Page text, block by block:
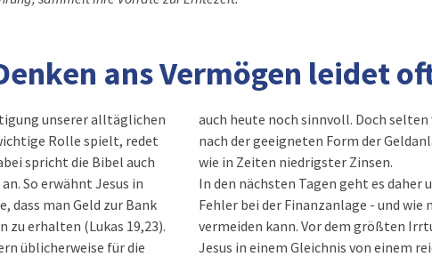
ans Vermögen leidet
unserer alltäglichen
Rolle spielt, redet
spricht die Bibel auch
So erwähnt Jesus in
dass man Geld zur Bank
zu erhalten (Lukas 19,23).
üblicherweise für die
auch heute noch sinnvoll. Doch selten
nach der geeigneten Form der
wie in Zeiten niedrigster Zinsen.
In den nächsten Tagen geht es daher
Fehler bei der Finanzanlage - und wie
vermeiden kann. Vor dem größten
Jesus in einem Gleichnis von einem